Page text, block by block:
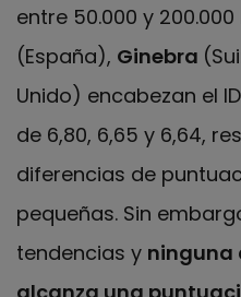
entre 50.000 y
(España), Ginebra
Unido) encabezan el
de 6,80, 6,65 y 6,64,
diferencias de
pequeñas. Sin
tendencias y ninguna